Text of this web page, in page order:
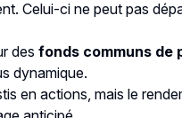
Celui-ci ne peut pas
des fonds communs de
dynamique.
en actions, mais le